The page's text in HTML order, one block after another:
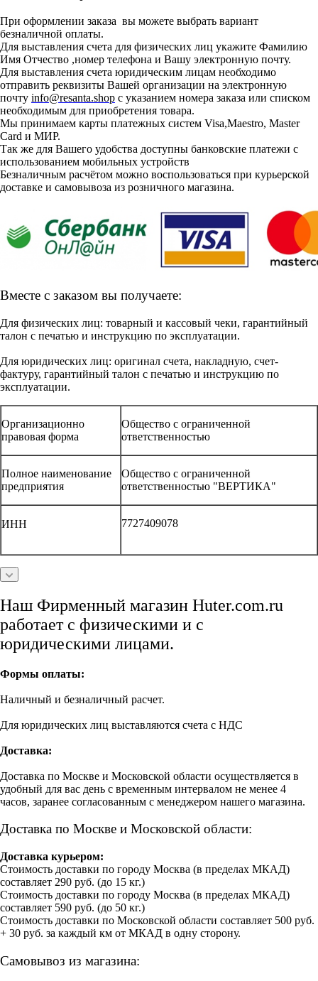
При оформлении заказа вы можете выбрать вариант
безналичной оплаты.
Для выставления счета для физических лиц укажите Фамилию
Имя Отчество ,номер телефона и Вашу электронную почту.
Для выставления счета юридическим лицам необходимо
отправить реквизиты Вашей организации на электронную
почту info@resanta.shop с указанием номера заказа или списком
необходимым для приобретения товара.
Мы принимаем карты платежных систем Visa,Maestro, Master
Card и МИР.
Так же для Вашего удобства доступны банковские платежи с
использованием мобильных устройств
Безналичным расчётом можно воспользоваться при курьерской
доставке и самовывоза из розничного магазина.
Вместе с заказом вы получаете:
Для физических лиц: товарный и кассовый чеки, гарантийный
талон с печатью и инструкцию по эксплуатации.
Для юридических лиц: оригинал счета, накладную, счет-
фактуру, гарантийный талон с печатью и инструкцию по
эксплуатации.
Организационно
правовая форма
Общество с ограниченной
ответственностью
Полное наименование
предприятия
Общество с ограниченной
ответственностью "ВЕРТИКА"
ИНН 7727409078
Наш Фирменный магазин Huter.com.ru
работает с физическими и с
юридическими лицами.
Формы оплаты:
Наличный и безналичный расчет.
Для юридических лиц выставляются счета с НДС
Доставка:
Доставка по Москве и Московской области осуществляется в
удобный для вас день с временным интервалом не менее 4
часов, заранее согласованным с менеджером нашего магазина.
Доставка по Москве и Московской области:
Доставка курьером:
Стоимость доставки по городу Москва (в пределах МКАД)
составляет 290 руб. (до 15 кг.)
Стоимость доставки по городу Москва (в пределах МКАД)
составляет 590 руб. (до 50 кг.)
Стоимость доставки по Московской области составляет 500 руб.
+ 30 руб. за каждый км от МКАД в одну сторону.
Самовывоз из магазина: